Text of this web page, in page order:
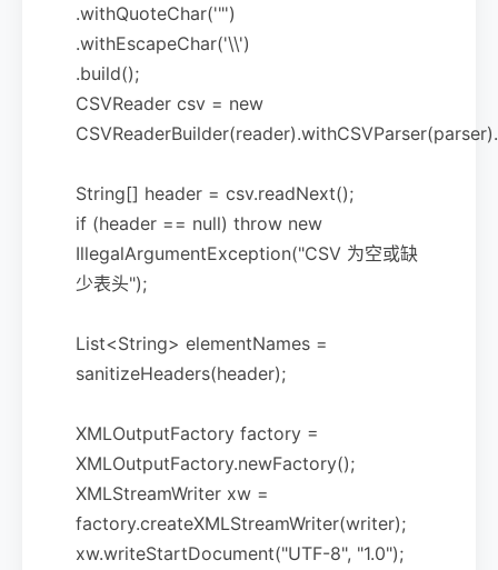
.withQuoteChar('"')
.withEscapeChar('\\')
.build();
CSVReader csv = new
String[] header = csv.readNext();
if (header == null) throw new
IllegalArgumentException("CSV 为空或缺
少表头");
List<String> elementNames =
sanitizeHeaders(header);
XMLOutputFactory factory =
XMLOutputFactory.newFactory();
XMLStreamWriter xw =
factory.createXMLStreamWriter(writer);
xw.writeStartDocument("UTF-8", "1.0");